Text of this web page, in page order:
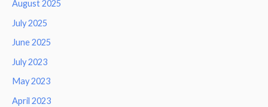
August 2025
July 2025
June 2025
July 2023
May 2023
April 2023